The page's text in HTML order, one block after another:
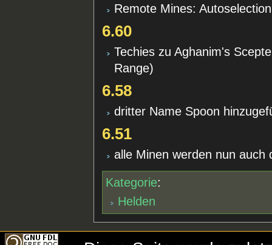
Remote Mines:
6.60
Techies zu Aghanim's
Range)
6.58
dritter Name Spoon
6.51
alle Minen werden nun auch
Kategorie:
Helden